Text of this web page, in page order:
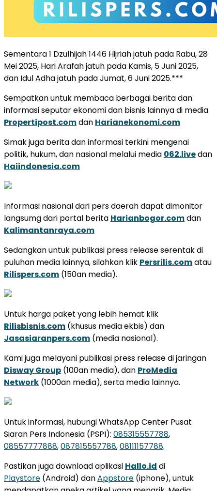
Sementara 1 Dzulhijah 1446 Hijriah jatuh pada Rabu, 28
Mei 2025, Hari Arafah jatuh pada Kamis, 5 Juni 2025,
dan Idul Adha jatuh pada Jumat, 6 Juni 2025.***
Sempatkan untuk membaca berbagai berita dan
informasi seputar ekonomi dan bisnis lainnya di media
Propertipost.comdan Harianekonomi.com
Simak juga berita dan informasi terkini mengenai
politik, hukum, dan nasional melalui media 062.livedan
Haiindonesia.com
Informasi nasional dari pers daerah dapat dimonitor
langsumg dari portal berita Harianbogor.comdan
Kalimantanraya.com
Sedangkan untuk publikasi press release serentak di
puluhan media lainnya, silahkan klik Persrilis.comatau
Rilispers.com (150an media).
Untuk harga paket yang lebih hemat klik
Rilisbisnis.com (khusus media ekbis) dan
Jasasiaranpers.com (media nasional).
Kami juga melayani publikasi press release di jaringan
Disway Group (100an media), dan ProMedia
Network (1000an media), serta media lainnya.
Untuk informasi, hubungi WhatsApp Center Pusat
Siaran Pers Indonesia (PSPI): 085315557788,
08557777888,087815557788,08111157788.
Pastikan juga download aplikasi Hallo.id di
Playstore (Android) danAppstore (iphone), untuk